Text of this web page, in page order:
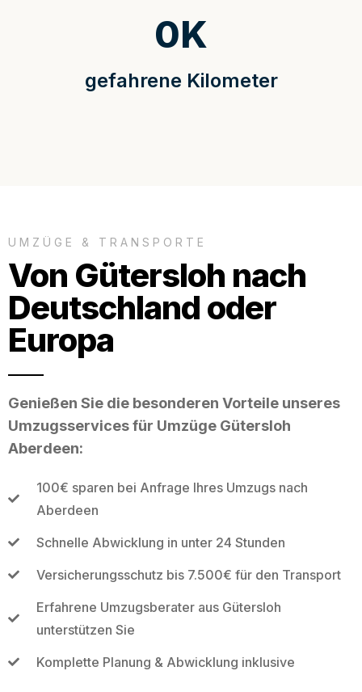
gefahrene Kilometer
0K
UMZÜGE & TRANSPORTE
Von Gütersloh nach
Deutschland oder
Europa
Genießen Sie die besonderen Vorteile unseres
Umzugsservices für Umzüge Gütersloh
Aberdeen:
100€ sparen bei Anfrage Ihres Umzugs nach
Aberdeen
Schnelle Abwicklung in unter 24 Stunden
Versicherungsschutz bis 7.500€ für den Transport
Erfahrene Umzugsberater aus Gütersloh
unterstützen Sie
Komplette Planung & Abwicklung inklusive